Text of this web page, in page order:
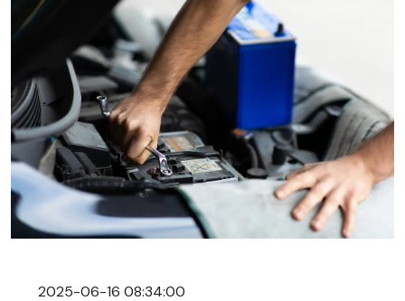
2025-06-16 08:34:00